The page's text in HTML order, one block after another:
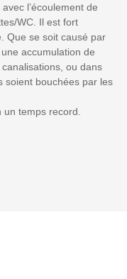
l’écoulement de
WC. Il est fort
Que se soit causé par
accumulation de
ou dans
soient bouchées par les
temps record.